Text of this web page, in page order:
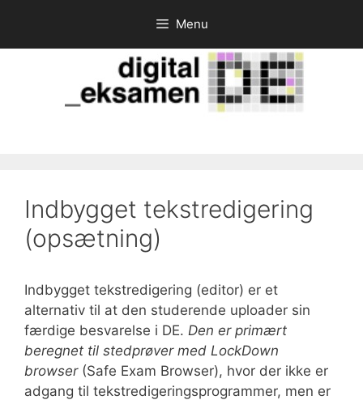
indhold
Menu
Indbygget tekstredigering
(opsætning)
Indbygget tekstredigering (editor) er et
alternativ til at den studerende uploader sin
færdige besvarelse i DE. Den er primært
beregnet til stedprøver med LockDown
browser(Safe Exam Browser), hvor der ikke er
adgang til tekstredigeringsprogrammer, men er